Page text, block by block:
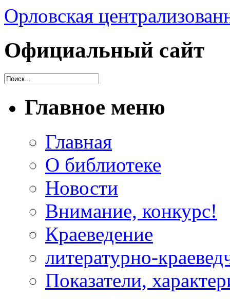
Орловская
Официальный сайт
Главное меню
Главная
О библиотеке
Новости
Внимание, конкурс!
Краеведение
литературно-
Показатели,